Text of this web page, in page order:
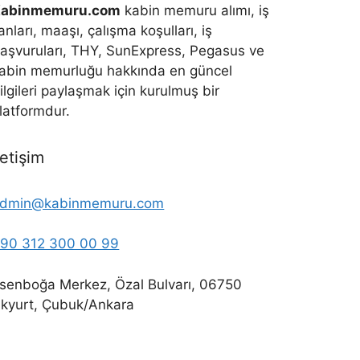
kabin memuru alımı, iş
maaşı, çalışma koşulları, iş
THY, SunExpress, Pegasus ve
memurluğu hakkında en güncel
paylaşmak için kurulmuş bir
312 300 00 99
Merkez, Özal Bulvarı, 06750
Çubuk/Ankara